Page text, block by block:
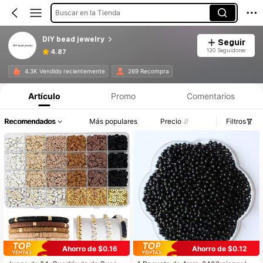
Buscar en la Tienda
DIY bead jewelry
4.87
Seguir
120 Seguidores
4.3K Vendido recientemente 269 Recompra
Artículo Promo Comentarios
Recomendados Más populares Precio Filtros
Ahorro de $0.16
Ahorro de $0.12